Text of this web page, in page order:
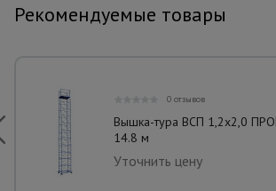
Рекомендуемые товары
0 отзывов
Вышка-тура ВСП 1,2x2,0
14.8 м
Уточнить цену